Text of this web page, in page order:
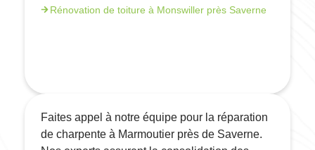
Rénovation de toiture à Monswiller près Saverne
Faites appel à notre équipe pour la réparation
de charpente à Marmoutier près de Saverne.